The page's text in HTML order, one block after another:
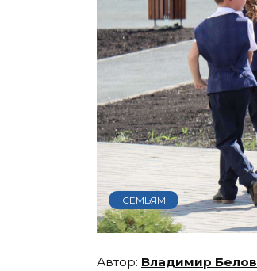
СЕМЬЯМ
Владимир Белов